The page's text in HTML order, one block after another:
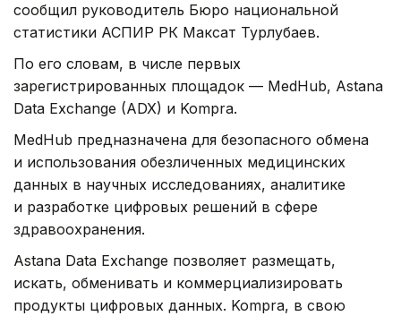
сообщил руководитель Бюро национальной
статистики АСПИР РК Максат Турлубаев.
По его словам, в числе первых
зарегистрированных площадок — MedHub, Astana
Data Exchange (ADX) и Kompra.
MedHub предназначена для безопасного обмена
и использования обезличенных медицинских
данных в научных исследованиях, аналитике
и разработке цифровых решений в сфере
здравоохранения.
Astana Data Exchange позволяет размещать,
искать, обменивать и коммерциализировать
продукты цифровых данных. Kompra, в свою